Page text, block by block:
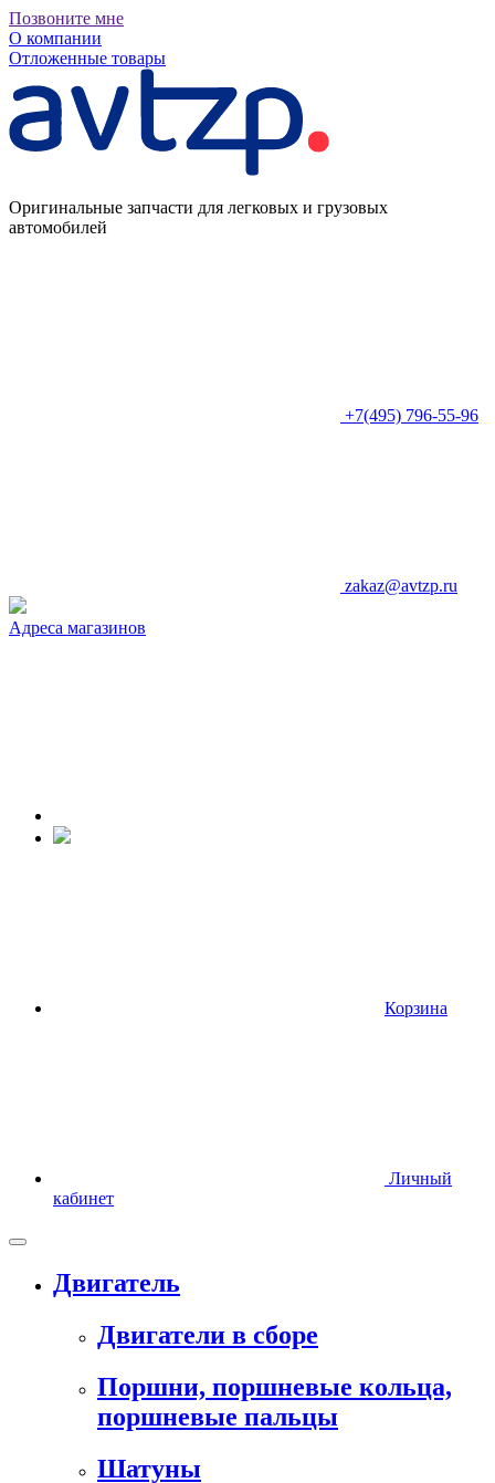
Позвоните мне
О компании
Отложенные товары
Оригинальные запчасти для легковых и грузовых
автомобилей
+7(495) 796-55-96
zakaz@avtzp.ru
Адреса магазинов
Корзина
Личный
кабинет
Двигатель
Двигатели в сборе
Поршни, поршневые кольца,
поршневые пальцы
Шатуны